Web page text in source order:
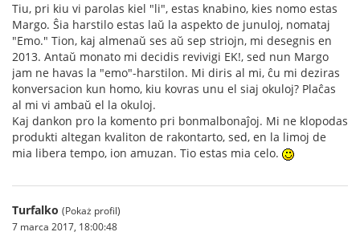
Tiu, pri kiu vi parolas kiel "li", estas knabino, kies nomo estas
Margo. Ŝia harstilo estas laŭ la aspekto de junuloj, nomataj
"Emo." Tion, kaj almenaŭ ses aŭ sep striojn, mi desegnis en
2013. Antaŭ monato mi decidis revivigi EK!, sed nun Margo
jam ne havas la "emo"-harstilon. Mi diris al mi, ĉu mi deziras
konversacion kun homo, kiu kovras unu el siaj okuloj? Plaĉas
al mi vi ambaŭ el la okuloj.
Kaj dankon pro la komento pri bonmalbonaĵoj. Mi ne klopodas
produkti altegan kvaliton de rakontarto, sed, en la limoj de
mia libera tempo, ion amuzan. Tio estas mia celo.
Turfalko (Pokaż profil)
7 marca 2017, 18:00:48